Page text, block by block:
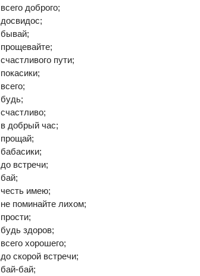
всего доброго;
досвидос;
бывай;
прощевайте;
счастливого пути;
покасики;
всего;
будь;
счастливо;
в добрый час;
прощай;
бабасики;
до встречи;
бай;
честь имею;
не поминайте лихом;
прости;
будь здоров;
всего хорошего;
до скорой встречи;
бай-бай;